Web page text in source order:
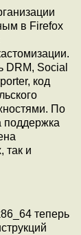
в Firefox
DRM, Social
код
По
поддержка
так и
теперь